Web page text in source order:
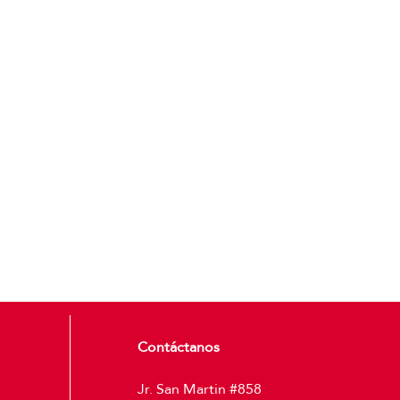
Contáctanos
Jr. San Martin #858